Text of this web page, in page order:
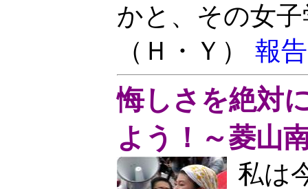
かと、その女
（Ｈ・Ｙ） 報告
悔しさを絶対
よう！～菱山
私は